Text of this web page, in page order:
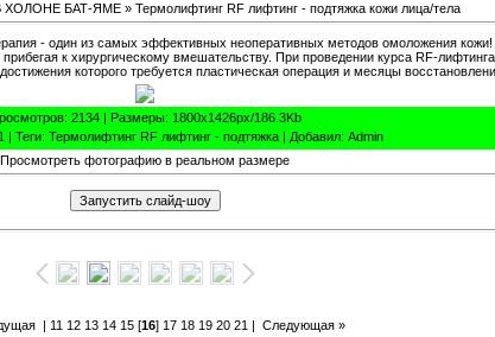
ХОЛОНЕ БАТ-ЯМЕ » Термолифтинг RF лифтинг - подтяжка кожи лица/тела
- один из самых эффективных неоперативных методов омоложения кожи!
к хирургическому вмешательству. При проведении курса RF-
которого требуется пластическая операция и месяцы
: 2134 | Размеры: 1800x1426px/186.3Kb
| Теги: Термолифтинг RF лифтинг - подтяжка | Добавил: Admin
Просмотреть фотографию в реальном размере
| 11 12 13 14 15[16] 17 18 19 20 21 | Следующая »